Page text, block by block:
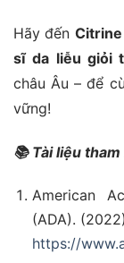
Hãy đến
sĩ da liễu giỏi
châu Âu – để
vững!
📚Tài liệu tham
American
(ADA).
https://